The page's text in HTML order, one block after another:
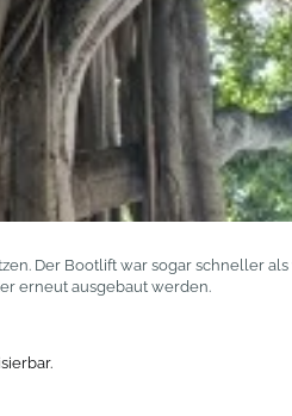
Der Bootlift war sogar schneller
erneut ausgebaut werden.